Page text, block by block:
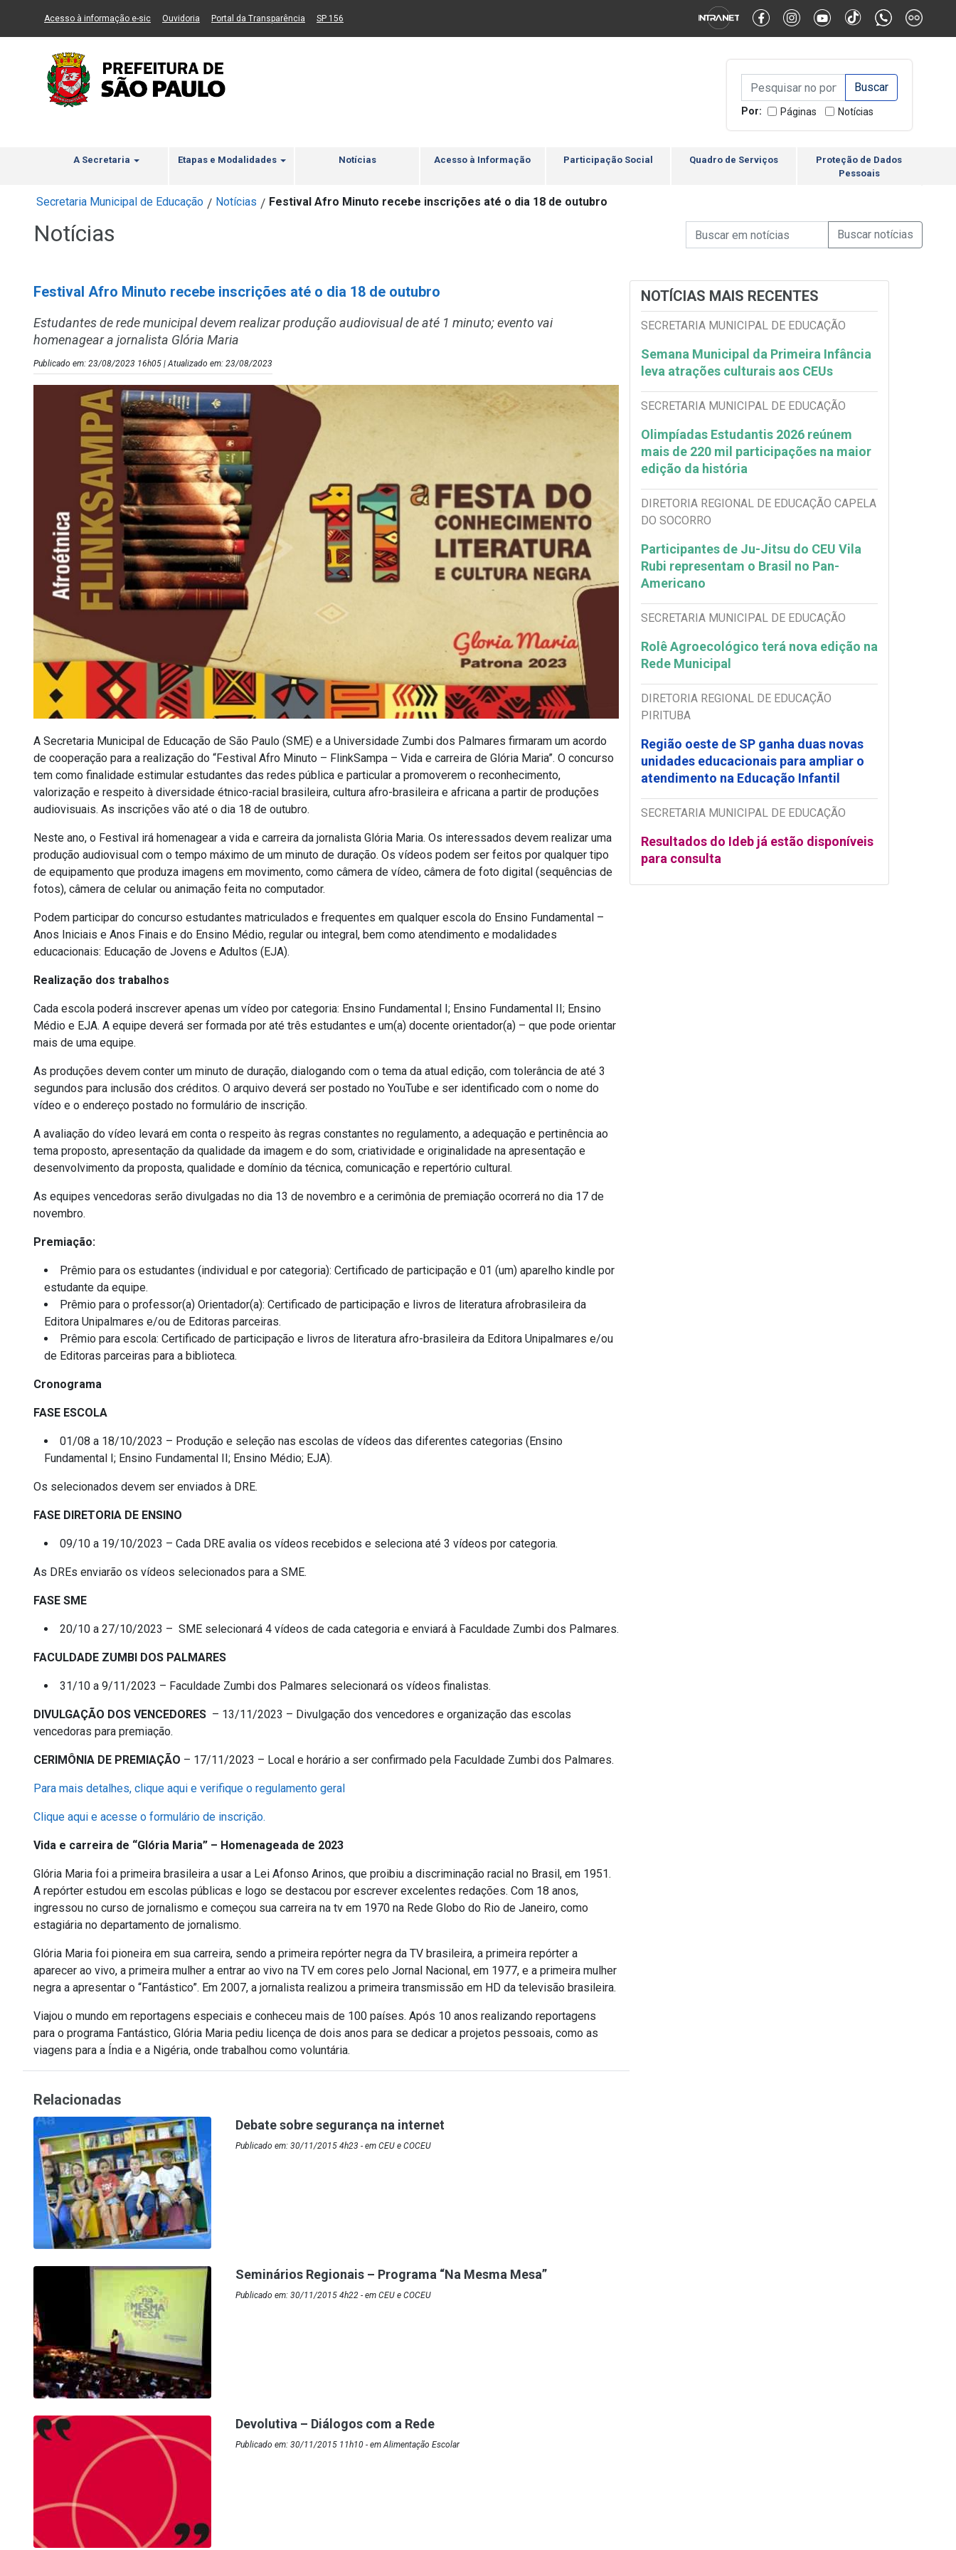
Ir ao Conteúdo Ir para menu principal 2 Ir para busca Ir para rodapé Alternar Alto Contraste Alternar Tamanho da Fonte
Acesso à informação e-sic(Link para um novo sítio)
Ouvidoria (Link para um novo sítio)
Portal da Transparência (Link para um novo sítio)
SP 156
Campo de Busca de
Campo de Busca de informaçõesEnviar a Busca
Por: Páginas Notícias
A Secretaria Etapas e Modalidades Notícias Acesso à Informação Participação Social Quadro de Serviços
Proteção de Dados
Pessoais
Secretaria Municipal de Educação / Notícias / Festival Afro Minuto recebe inscrições até o dia 18 de outubro
Notícias Campo de Busca de Notícias
Campo de Busca de informaçõesEnviar a Busca de
Festival Afro Minuto recebe inscrições até o dia 18 de outubro
Estudantes de rede municipal devem realizar produção audiovisual de até 1 minuto; evento vai
homenagear a jornalista Glória Maria
Publicado em: 23/08/2023 16h05 | Atualizado em: 23/08/2023
A Secretaria Municipal de Educação de São Paulo (SME) e a Universidade Zumbi dos Palmares firmaram um acordo
de cooperação para a realização do “Festival Afro Minuto – FlinkSampa – Vida e carreira de Glória Maria”. O concurso
tem como finalidade estimular estudantes das redes pública e particular a promoverem o reconhecimento,
valorização e respeito à diversidade étnico-racial brasileira, cultura afro-brasileira e africana a partir de produções
audiovisuais. As inscrições vão até o dia 18 de outubro.
Neste ano, o Festival irá homenagear a vida e carreira da jornalista Glória Maria. Os interessados devem realizar uma
produção audiovisual com o tempo máximo de um minuto de duração. Os vídeos podem ser feitos por qualquer tipo
de equipamento que produza imagens em movimento, como câmera de vídeo, câmera de foto digital (sequências de
fotos), câmera de celular ou animação feita no computador.
Podem participar do concurso estudantes matriculados e frequentes em qualquer escola do Ensino Fundamental –
Anos Iniciais e Anos Finais e do Ensino Médio, regular ou integral, bem como atendimento e modalidades
educacionais: Educação de Jovens e Adultos (EJA).
Realização dos trabalhos
Cada escola poderá inscrever apenas um vídeo por categoria: Ensino Fundamental I; Ensino Fundamental II; Ensino
Médio e EJA. A equipe deverá ser formada por até três estudantes e um(a) docente orientador(a) – que pode orientar
mais de uma equipe.
As produções devem conter um minuto de duração, dialogando com o tema da atual edição, com tolerância de até 3
segundos para inclusão dos créditos. O arquivo deverá ser postado no YouTube e ser identificado com o nome do
vídeo e o endereço postado no formulário de inscrição.
A avaliação do vídeo levará em conta o respeito às regras constantes no regulamento, a adequação e pertinência ao
tema proposto, apresentação da qualidade da imagem e do som, criatividade e originalidade na apresentação e
desenvolvimento da proposta, qualidade e domínio da técnica, comunicação e repertório cultural.
As equipes vencedoras serão divulgadas no dia 13 de novembro e a cerimônia de premiação ocorrerá no dia 17 de
novembro.
Premiação:
Prêmio para os estudantes (individual e por categoria): Certificado de participação e 01 (um) aparelho kindle por
estudante da equipe.
Prêmio para o professor(a) Orientador(a): Certificado de participação e livros de literatura afrobrasileira da
Editora Unipalmares e/ou de Editoras parceiras.
Prêmio para escola: Certificado de participação e livros de literatura afro-brasileira da Editora Unipalmares e/ou
de Editoras parceiras para a biblioteca.
Cronograma
FASE ESCOLA
01/08 a 18/10/2023 – Produção e seleção nas escolas de vídeos das diferentes categorias (Ensino
Fundamental I; Ensino Fundamental II; Ensino Médio; EJA).
Os selecionados devem ser enviados à DRE.
FASE DIRETORIA DE ENSINO
09/10 a 19/10/2023 – Cada DRE avalia os vídeos recebidos e seleciona até 3 vídeos por categoria.
As DREs enviarão os vídeos selecionados para a SME.
FASE SME
20/10 a 27/10/2023 – SME selecionará 4 vídeos de cada categoria e enviará à Faculdade Zumbi dos Palmares.
FACULDADE ZUMBI DOS PALMARES
31/10 a 9/11/2023 – Faculdade Zumbi dos Palmares selecionará os vídeos finalistas.
DIVULGAÇÃO DOS VENCEDORES – 13/11/2023 – Divulgação dos vencedores e organização das escolas
vencedoras para premiação.
CERIMÔNIA DE PREMIAÇÃO – 17/11/2023 – Local e horário a ser confirmado pela Faculdade Zumbi dos Palmares.
Para mais detalhes, clique aqui e verifique o regulamento geral
Clique aqui e acesse o formulário de inscrição.
Vida e carreira de “Glória Maria” – Homenageada de 2023
Glória Maria foi a primeira brasileira a usar a Lei Afonso Arinos, que proibiu a discriminação racial no Brasil, em 1951.
A repórter estudou em escolas públicas e logo se destacou por escrever excelentes redações. Com 18 anos,
ingressou no curso de jornalismo e começou sua carreira na tv em 1970 na Rede Globo do Rio de Janeiro, como
estagiária no departamento de jornalismo.
Glória Maria foi pioneira em sua carreira, sendo a primeira repórter negra da TV brasileira, a primeira repórter a
aparecer ao vivo, a primeira mulher a entrar ao vivo na TV em cores pelo Jornal Nacional, em 1977, e a primeira mulher
negra a apresentar o “Fantástico”. Em 2007, a jornalista realizou a primeira transmissão em HD da televisão brasileira.
Viajou o mundo em reportagens especiais e conheceu mais de 100 países. Após 10 anos realizando reportagens
para o programa Fantástico, Glória Maria pediu licença de dois anos para se dedicar a projetos pessoais, como as
viagens para a Índia e a Nigéria, onde trabalhou como voluntária.
NOTÍCIAS MAIS RECENTES
SECRETARIA MUNICIPAL DE EDUCAÇÃO
Semana Municipal da Primeira Infância
leva atrações culturais aos CEUs
SECRETARIA MUNICIPAL DE EDUCAÇÃO
Olimpíadas Estudantis 2026 reúnem
mais de 220 mil participações na maior
edição da história
DIRETORIA REGIONAL DE EDUCAÇÃO CAPELA
DO SOCORRO
Participantes de Ju-Jitsu do CEU Vila
Rubi representam o Brasil no Pan-
Americano
SECRETARIA MUNICIPAL DE EDUCAÇÃO
Rolê Agroecológico terá nova edição na
Rede Municipal
DIRETORIA REGIONAL DE EDUCAÇÃO
PIRITUBA
Região oeste de SP ganha duas novas
unidades educacionais para ampliar o
atendimento na Educação Infantil
SECRETARIA MUNICIPAL DE EDUCAÇÃO
Resultados do Ideb já estão disponíveis
para consulta
Relacionadas
Debate sobre segurança na internet
Publicado em: 30/11/2015 4h23 - em CEU e COCEU
Seminários Regionais – Programa “Na Mesma Mesa”
Publicado em: 30/11/2015 4h22 - em CEU e COCEU
Devolutiva – Diálogos com a Rede
Publicado em: 30/11/2015 11h10 - em Alimentação Escolar